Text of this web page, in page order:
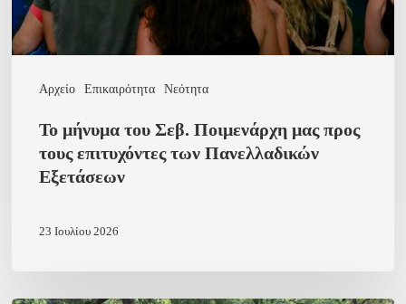
Αρχείο Επικαιρότητα Νεότητα
τους
επιτυχόντες
Εξετάσεων
Το μήνυμα του Σεβ. Ποιμενάρχη μας προς
τους επιτυχόντες των Πανελλαδικών
Εξετάσεων
23 Ιουλίου 2026